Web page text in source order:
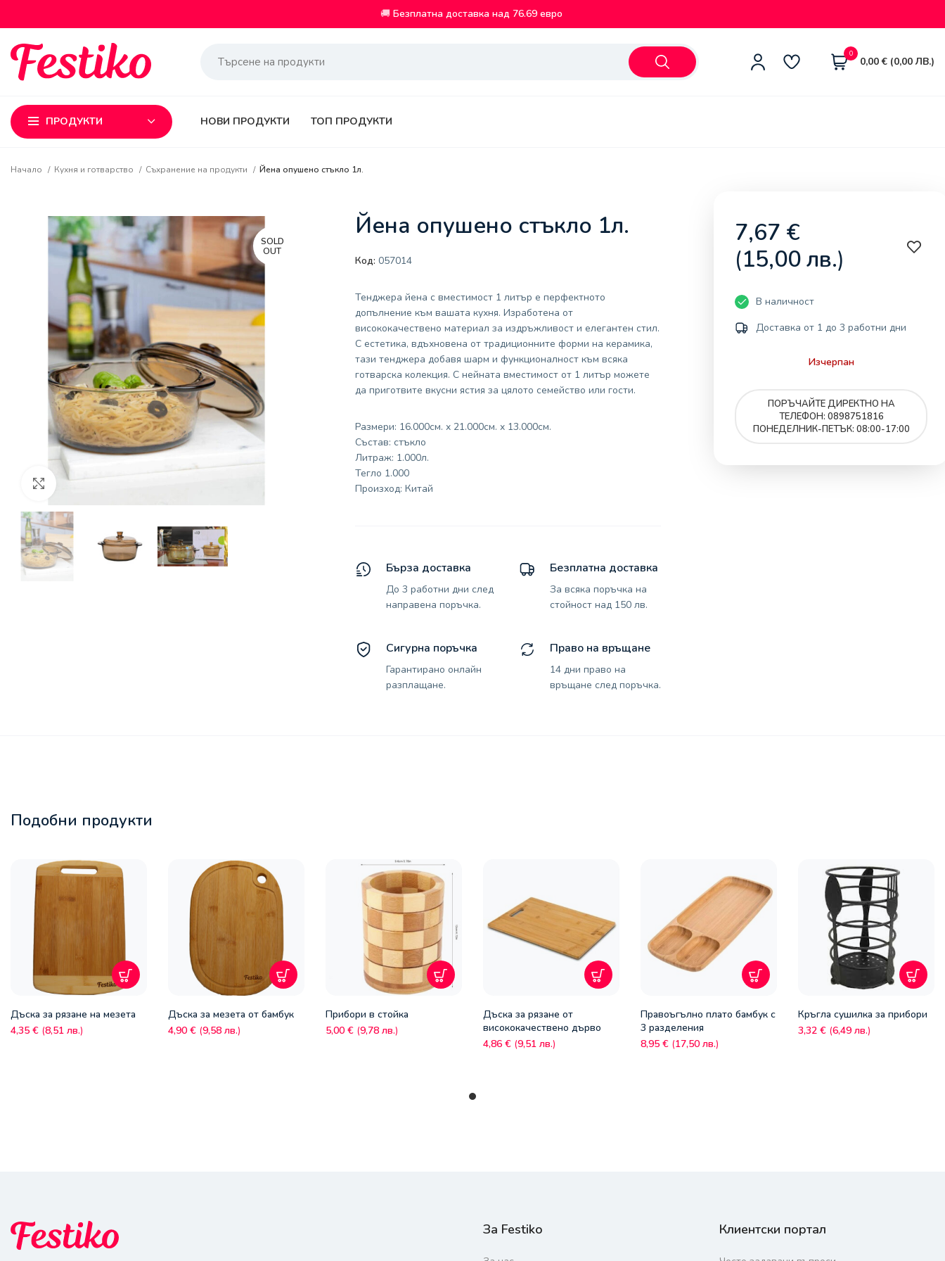
🚚 Безплатна доставка над 76.69 евро
0
0,00€ (0,00 ЛВ.)
ПРОДУКТИ НОВИ ПРОДУКТИ ТОП ПРОДУКТИ
Начало Кухня и готварство Съхранение на продукти Йена опушено стъкло 1л.
SOLD
OUT
Увеличи
Йена опушено стъкло 1л.
Код: 057014
Тенджера йена с вместимост 1 литър е перфектното
допълнение към вашата кухня. Изработена от
висококачествено материал за издръжливост и елегантен стил.
С естетика, вдъхновена от традиционните форми на керамика,
тази тенджера добавя шарм и функционалност към всяка
готварска колекция. С нейната вместимост от 1 литър можете
да приготвите вкусни ястия за цялото семейство или гости.
Размери: 16.000см. x 21.000см. x 13.000см.
Състав: стъкло
Литраж: 1.000л.
Тегло 1.000
Произход: Китай
Бърза доставка
До 3 работни дни след
направена поръчка.
Безплатна доставка
За всяка поръчка на
стойност над 150 лв.
Сигурна поръчка
Гарантирано онлайн
разплащане.
Право на връщане
14 дни право на
връщане след поръчка.
7,67 €
(15,00лв.)
В наличност
Доставка от 1 до 3 работни дни
Изчерпан
ПОРЪЧАЙТЕ ДИРЕКТНО НА
ТЕЛЕФОН: 0898751816
ПОНЕДЕЛНИК-ПЕТЪК: 08:00-17:00
Подобни продукти
Дъска за рязане на мезета
4,35 € (8,51 лв.)
Дъска за мезета от бамбук
4,90 € (9,58 лв.)
Прибори в стойка
5,00 € (9,78 лв.)
Дъска за рязане от
висококачествено дърво
4,86 € (9,51 лв.)
Правоъгълно плато бамбук с
3 разделения
8,95 € (17,50 лв.)
Кръгла сушилка за прибори
3,32 € (6,49 лв.)
За Festiko Клиентски портал